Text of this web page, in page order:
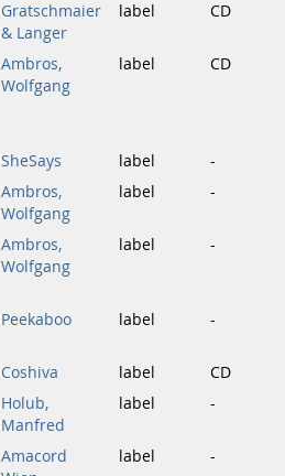
Gratschmaier
& Langer
label CD
Ambros,
Wolfgang
label CD
SheSays label
-
Ambros,
Wolfgang
label -
Ambros,
Wolfgang
label -
Peekaboo label -
Coshiva label
CD
Holub,
Manfred
label -
Amacord
label -